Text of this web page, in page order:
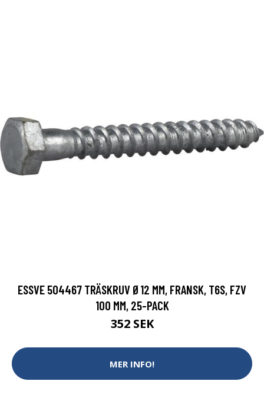
ESSVE 504467 TRÄSKRUV Ø12 MM, FRANSK, T6S, FZV
100 MM, 25-PACK
352 SEK
MER INFO!